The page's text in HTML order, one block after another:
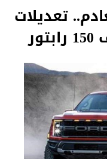
تعديلات